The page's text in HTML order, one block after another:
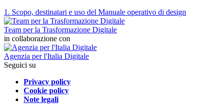
1. Scopo, destinatari e uso del Manuale operativo di design
Team per la Trasformazione Digitale
in collaborazione con
Agenzia per l'Italia Digitale
Seguici su
Privacy policy
Cookie policy
Note legali